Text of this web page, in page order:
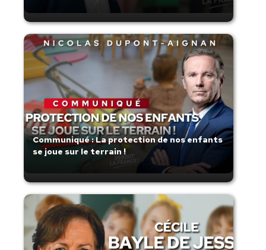
Communiqué : La protection de nos enfants
se joue sur le terrain !